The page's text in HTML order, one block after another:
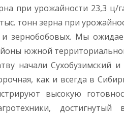
при урожайности 23,3
тонн зерна при
зернобобовых. Мы
южной
начали Сухобузимский
как и всегда в
высокую
достигнутый